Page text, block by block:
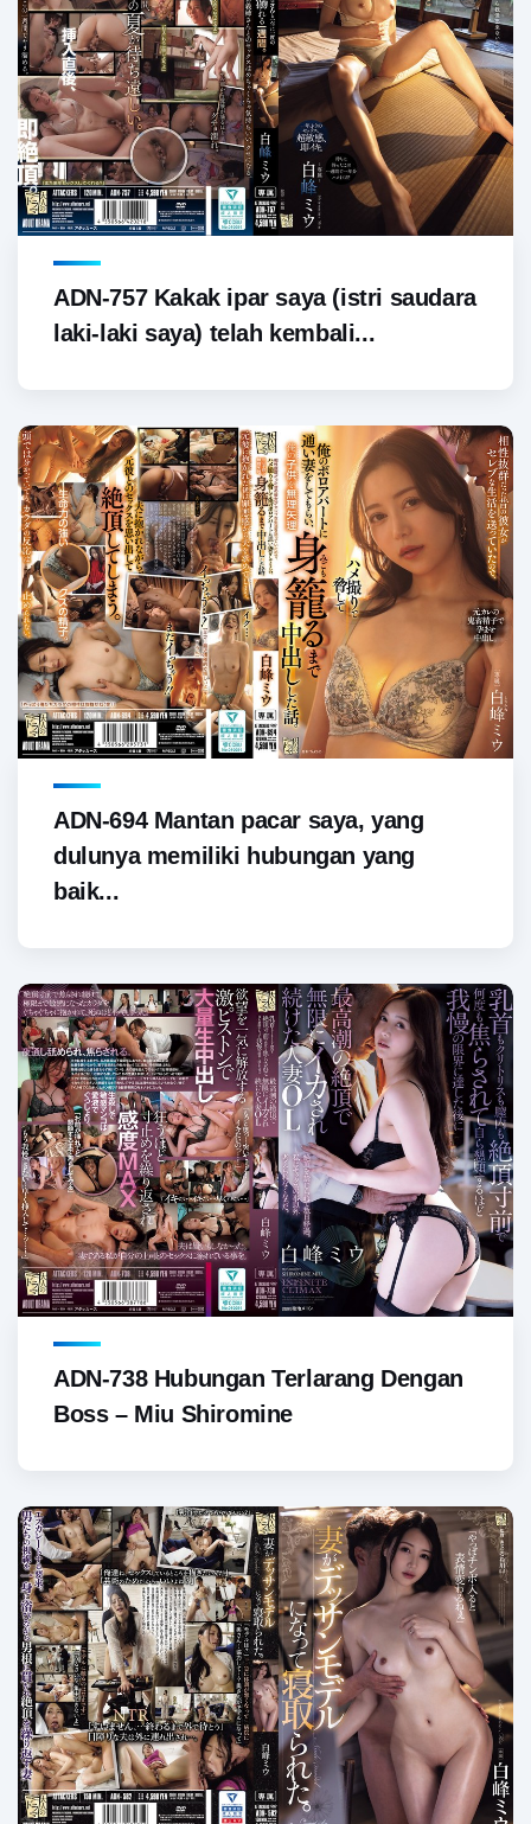
ADN-757 Kakak ipar saya (istri saudara
laki-laki saya) telah kembali...
ADN-694 Mantan pacar saya, yang
dulunya memiliki hubungan yang
baik...
ADN-738 Hubungan Terlarang Dengan
Boss – Miu Shiromine